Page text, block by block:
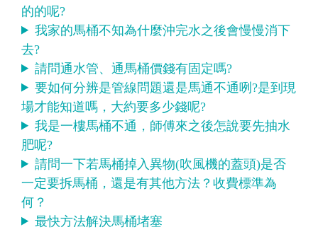
的的呢?
我家的馬桶不知為什麼沖完水之後會慢慢消下
去?
請問通水管、通馬桶價錢有固定嗎?
要如何分辨是管線問題還是馬通不通咧?是到現
場才能知道嗎，大約要多少錢呢?
我是一樓馬桶不通，師傅來之後怎說要先抽水
肥呢?
請問一下若馬桶掉入異物(吹風機的蓋頭)是否
一定要拆馬桶，還是有其他方法？收費標準為
何？
最快方法解決馬桶堵塞